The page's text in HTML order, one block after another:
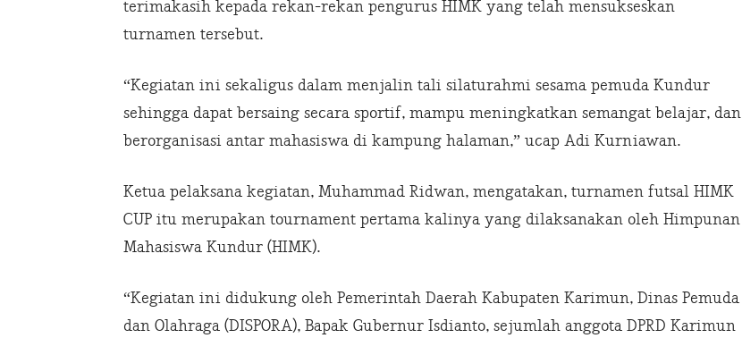
terimakasih kepada rekan-rekan pengurus HIMK yang telah mensukseskan
turnamen tersebut.
“Kegiatan ini sekaligus dalam menjalin tali silaturahmi sesama pemuda Kundur
sehingga dapat bersaing secara sportif, mampu meningkatkan semangat belajar, dan
berorganisasi antar mahasiswa di kampung halaman,” ucap Adi Kurniawan.
Ketua pelaksana kegiatan, Muhammad Ridwan, mengatakan, turnamen futsal HIMK
CUP itu merupakan tournament pertama kalinya yang dilaksanakan oleh Himpunan
Mahasiswa Kundur (HIMK).
“Kegiatan ini didukung oleh Pemerintah Daerah Kabupaten Karimun, Dinas Pemuda
dan Olahraga (DISPORA), Bapak Gubernur Isdianto, sejumlah anggota DPRD Karimun